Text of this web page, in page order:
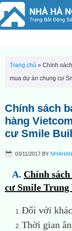
Trang chủ » Chính
mua dự án chung cư
Chính sách
hàng
cư Smile
03/11/2017 BY
A. Chính
cư Smile
Đối với
Thời gian